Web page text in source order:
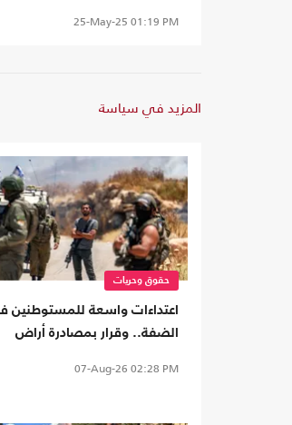
25-May-25 01:19 PM
المزيد في سياسة
حقوق وحريات
اعتداءات واسعة للمستوطنين
الضفة.. وقرار بمصادرة أراض
07-Aug-26 02:28 PM